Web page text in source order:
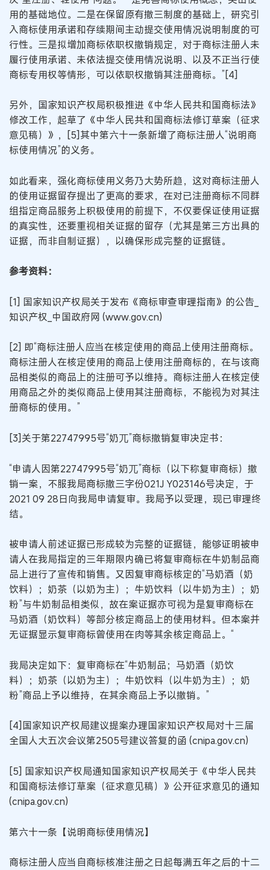
用的基础地位。二是在保留原有撤三制度的基础上，研究引
入商标使用承诺和存续期间主动提交使用情况说明制度的可
行性。三是拟增加商标依职权撤销规定，对于商标注册人未
履行使用承诺、未依法提交使用情况说明、以及不正当行使
商标专用权等情形，可以依职权撤销其注册商标。”[4]
另外，国家知识产权局积极推进《中华人民共和国商标法》
修改工作，起草了《中华人民共和国商标法修订草案（征求
意见稿）》，[5]其中第六十一条新增了商标注册人“说明商
标使用情况”的义务。
如此看来，强化商标使用义务乃大势所趋，这对商标注册人
的使用证据留存提出了更高的要求，在对已注册商标不同群
组指定商品服务上积极使用的前提下，不仅要保证使用证据
的真实性，还要重视相关证据的留存（尤其是第三方出具的
证据，而非自制证据），以确保形成完整的证据链。
参考资料：
[1] 国家知识产权局关于发布《商标审查审理指南》的公告_
知识产权_中国政府网 (www.gov.cn)
[2] 即“商标注册人应当在核定使用的商品上使用注册商标。
商标注册人在核定使用的商品上使用注册商标的，在与该商
品相类似的商品上的注册可予以维持。商标注册人在核定使
用商品之外的类似商品上使用其注册商标，不能视为对其注
册商标的使用。”
[3]关于第22747995号“奶兀”商标撤销复审决定书：
“申请人因第22747995号“奶兀”商标（以下称复审商标）撤
销一案，不服我局商标撤三字份021J Y023146号决定，于
2021 09 28日向我局申请复审。我局予以受理，现已审理终
结。
被申请人前述证据已形成较为完整的证据链，能够证明被申
请人在我局指定的三年期限内确已将复审商标在牛奶制品商
品上进行了宣传和销售。又因复审商标核定的“马奶酒（奶
饮料）；奶茶（以奶为主）；牛奶饮料（以牛奶为主）；奶
粉”与牛奶制品相类似，故在案证据亦可视为是复审商标在
马奶酒（奶饮料）等部分核定商品上的使用材料。但本案并
无证据显示复审商标曾使用在肉等其余核定商品上。“
我局决定如下：复审商标在“牛奶制品；马奶酒（奶饮
料）；奶茶（以奶为主）；牛奶饮料（以牛奶为主）；奶
粉”商品上予以维持，在其余商品上予以撤销。”
[4]国家知识产权局建议提案办理国家知识产权局对十三届
全国人大五次会议第2505号建议答复的函 (cnipa.gov.cn)
[5] 国家知识产权局通知国家知识产权局关于《中华人民共
和国商标法修订草案（征求意见稿）》公开征求意见的通知
(cnipa.gov.cn)
第六十一条【说明商标使用情况】
商标注册人应当自商标核准注册之日起每满五年之后的十二